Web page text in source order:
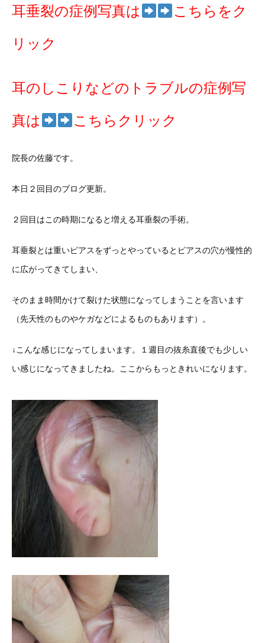
耳垂裂の症例写真は こちらをク
リック
耳のしこりなどのトラブルの症例写
真は こちらクリック
院長の佐藤です。
本日２回目のブログ更新。
２回目はこの時期になると増える耳垂裂の手術。
耳垂裂とは重いピアスをずっとやっているとピアスの穴が慢性的
に広がってきてしまい、
そのまま時間かけて裂けた状態になってしまうことを言います
（先天性のものやケガなどによるものもあります）。
↓こんな感じになってしまいます。１週目の抜糸直後でも少しい
い感じになってきましたね。ここからもっときれいになります。